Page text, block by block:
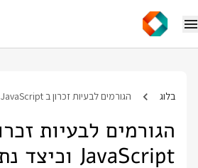
בלוג הגורמים לבעיות זכרון ב JavaScript וכיצד נתמודד אתם
הגורמים לבעיות
JavaScript וכיצד נתמודד אתם